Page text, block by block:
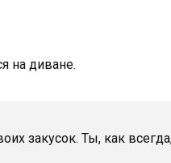
на диване.
закусок. Ты, как